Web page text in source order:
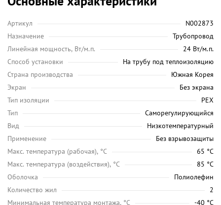
Артикул
N002873
Назначение
Трубопровод
Линейная мощность, Вт/м.п.
24 Вт/м.п.
Способ установки
На трубу под теплоизоляцию
Страна производства
Южная Корея
Экран
Без экрана
Тип изоляции
PEX
Тип
Саморегулирующийся
Вид
Низкотемпературный
Применение
Без взрывозащиты
Maкс. температура (рабочая), °C
65 °C
Макс. температура (воздействия), °C
85 °C
Оболочка
Полиолефин
Количество жил
2
Минимальная температура монтажа, °C
-40 °C